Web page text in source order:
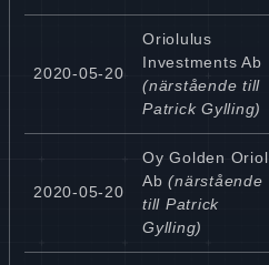
2020-05-20
Oriolulus
Investments Ab
(närstående till
Patrick Gylling)
2020-05-20
Oy Golden Oriol
Ab (närstående
till Patrick
Gylling)